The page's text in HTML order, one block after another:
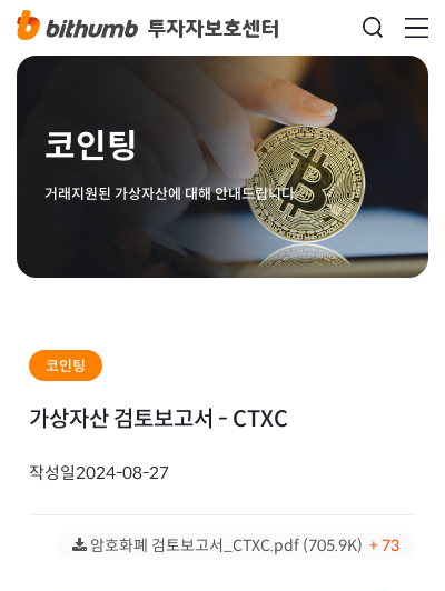
코인팅
거래지원된 가상자산에 대해 안내드립니다
코인팅
가상자산 검토보고서 - CTXC
작성일2024-08-27
암호화폐 검토보고서_CTXC.pdf (705.9K)+ 73